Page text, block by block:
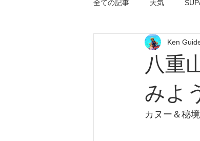
全ての記事 天気
ジャングル大冒険ツアー
八重
みよ
Ken
カヌー＆秘